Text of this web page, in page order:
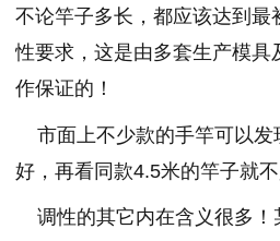
不论竿子多长，都应该达到最
性要求，这是由多套生产模具
作保证的！
市面上不少款的手竿可以发
好，再看同款4.5米的竿子就
调性的其它内在含义很多！